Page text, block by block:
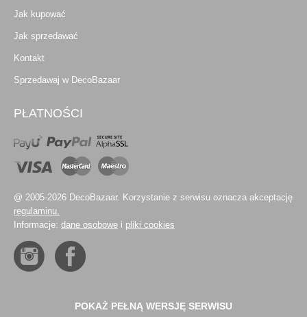
Jak kupować
Jak sprzedawać
Kontakt
Sprzedawaj w DecoBazaar
PŁATNOŚCI
@ 2005-2026 DecoBazaar. Korzystanie z serwisu oznacza akceptację
regulaminu.
Informacje: dane osobowe i pliki cookies
POKAŻ PEŁNĄ WERSJĘ SERWISU